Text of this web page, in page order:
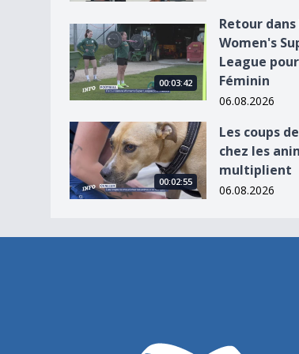
Retour dans la Women&#039;s Super
00:03:42
Retour dans
Women's
League
Féminin
06.08.2026
Les coups de chaud chez les animaux
00:02:55
Les coups
chez les
multiplient
06.08.2026